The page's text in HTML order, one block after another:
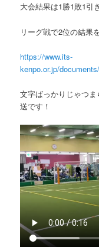
大会結果は1勝1敗1引
リーグ戦で2位の結果
https://www.its-
kenpo.or.jp/
文字ばっかりじゃつ
送です！